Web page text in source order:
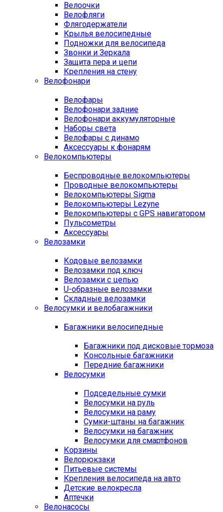
Велоочки
Велофляги
Флягодержатели
Крылья велосипедные
Подножки для велосипеда
Звонки и Зеркала
Защита пера и цепи
Крепления на стену
Велофонари
Велофары
Велофонари задние
Велофонари аккумуляторные
Наборы света
Велофары с динамо
Аксессуары к фонарям
Велокомпьютеры
Беспроводные велокомпьютеры
Проводные велокомпьютеры
Велокомпьютеры Sigma
Велокомпьютеры Lezyne
Велокомпьютеры с GPS навигатором
Пульсометры
Аксессуары
Велозамки
Кодовые велозамки
Велозамки под ключ
Велозамки с цепью
U-образные велозамки
Складные велозамки
Велосумки и велобагажники
Багажники велосипедные
Багажники под дисковые тормоза
Консольные багажники
Передние багажники
Велосумки
Подседельные сумки
Велосумки на руль
Велосумки на раму
Сумки-штаны на багажник
Велосумки на багажник
Велосумки для смартфонов
Корзины
Велорюкзаки
Питьевые системы
Крепления велосипеда на авто
Детские велокресла
Аптечки
Велонасосы